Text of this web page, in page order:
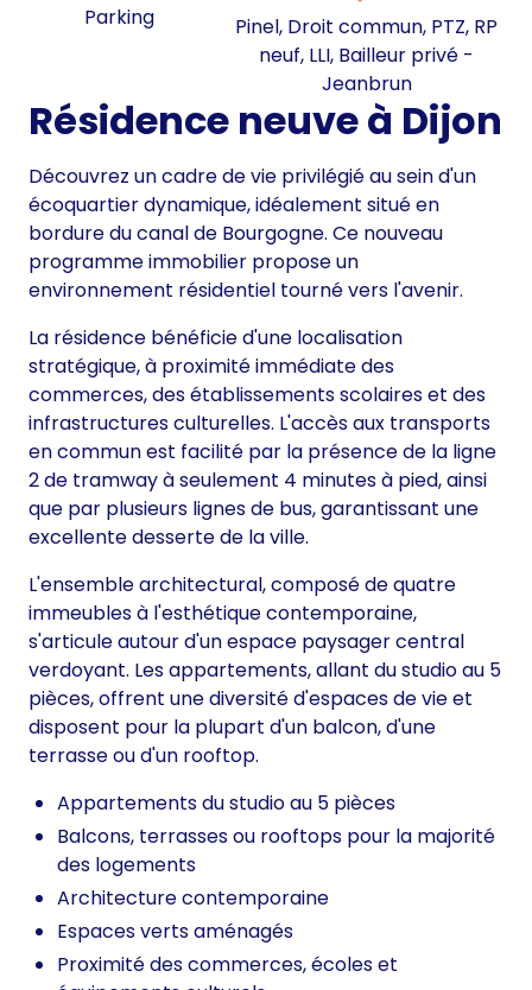
Parking
Pinel, Droit commun, PTZ, RP
neuf, LLI, Bailleur privé -
Jeanbrun
Résidence neuve à Dijon
Découvrez un cadre de vie privilégié au sein d'un
écoquartier dynamique, idéalement situé en
bordure du canal de Bourgogne. Ce nouveau
programme immobilier propose un
environnement résidentiel tourné vers l'avenir.
La résidence bénéficie d'une localisation
stratégique, à proximité immédiate des
commerces, des établissements scolaires et des
infrastructures culturelles. L'accès aux transports
en commun est facilité par la présence de la ligne
2 de tramway à seulement 4 minutes à pied, ainsi
que par plusieurs lignes de bus, garantissant une
excellente desserte de la ville.
L'ensemble architectural, composé de quatre
immeubles à l'esthétique contemporaine,
s'articule autour d'un espace paysager central
verdoyant. Les appartements, allant du studio au 5
pièces, offrent une diversité d'espaces de vie et
disposent pour la plupart d'un balcon, d'une
terrasse ou d'un rooftop.
Appartements du studio au 5 pièces
Balcons, terrasses ou rooftops pour la majorité
des logements
Architecture contemporaine
Espaces verts aménagés
Proximité des commerces, écoles et